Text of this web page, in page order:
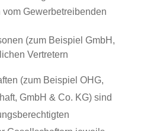
Gewerbetreibenden
(zum Beispiel GmbH,
Vertretern
(zum Beispiel OHG,
GmbH & Co. KG) sind